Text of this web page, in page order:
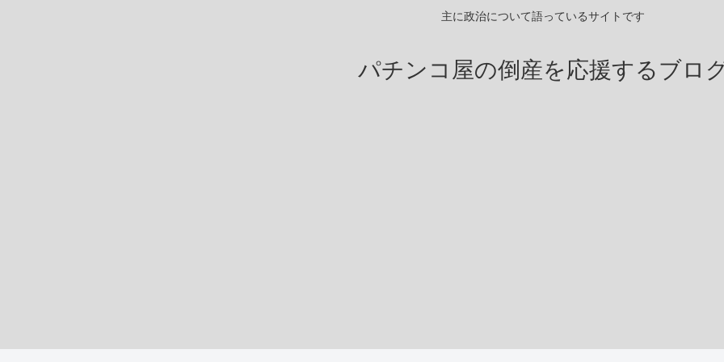
主に政治について語っているサイトです
パチンコ屋の倒産を応援するブロ